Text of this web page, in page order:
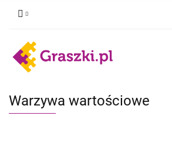
Warzywa wartościowe